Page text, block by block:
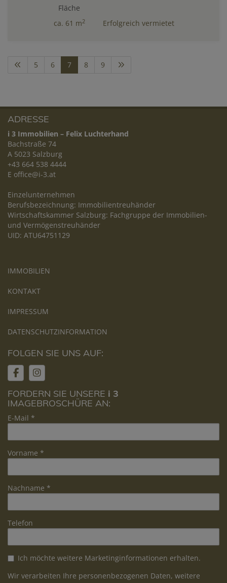
Fläche
ca. 61 m2 Erfolgreich vermietet
5 6 7 8 9
ADRESSE
i 3 Immobilien – Felix Luchterhand
Bachstraße 74
A 5023 Salzburg
+43 664 538 4444
E office@i-3.at
Einzelunternehmen
Berufsbezeichnung: Immobilientreuhänder
Wirtschaftskammer Salzburg: Fachgruppe der Immobilien-
und Vermögenstreuhänder
UID: ATU64751129
IMMOBILIEN
KONTAKT
IMPRESSUM
DATENSCHUTZINFORMATION
FOLGEN SIE UNS AUF:
FORDERN SIE UNSERE i 3
IMAGEBROSCHÜRE AN:
E-Mail
Vorname
Nachname
Telefon
Ich möchte weitere Marketinginformationen erhalten.
Wir verarbeiten Ihre personenbezogenen Daten, weitere